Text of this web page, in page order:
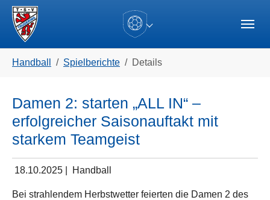
Skip to main navigation
Zum Hauptinhalt springen
Skip to page footer
Handball Spielberichte Details
Damen 2: starten „ALL IN“ –
erfolgreicher Saisonauftakt mit
starkem Teamgeist
18.10.2025 Handball
Bei strahlendem Herbstwetter feierten die Damen 2 des